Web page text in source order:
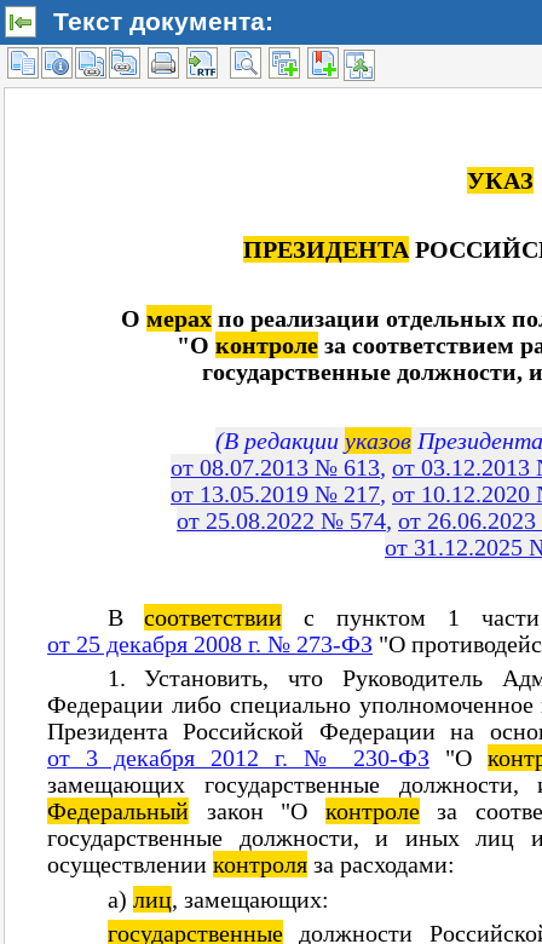
Текст документа: